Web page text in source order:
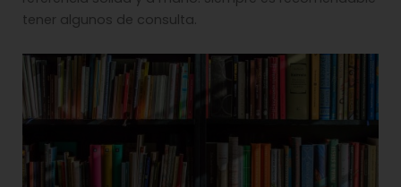
tener algunos de consulta.